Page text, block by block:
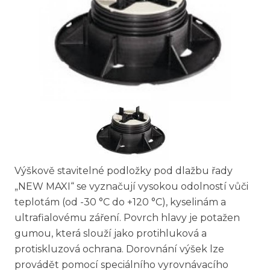
Výškově stavitelné podložky pod dlažbu řady
„NEW MAXI“ se vyznačují vysokou odolností vůči
teplotám (od -30 °C do +120 °C), kyselinám a
ultrafialovému záření. Povrch hlavy je potažen
gumou, která slouží jako protihluková a
protiskluzová ochrana. Dorovnání výšek lze
provádět pomocí speciálního vyrovnávacího